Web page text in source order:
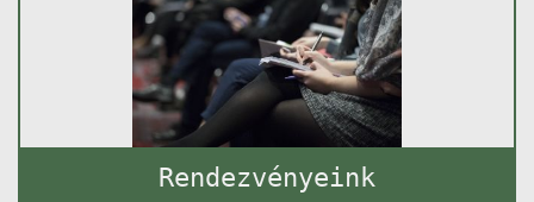
Rendezvényeink